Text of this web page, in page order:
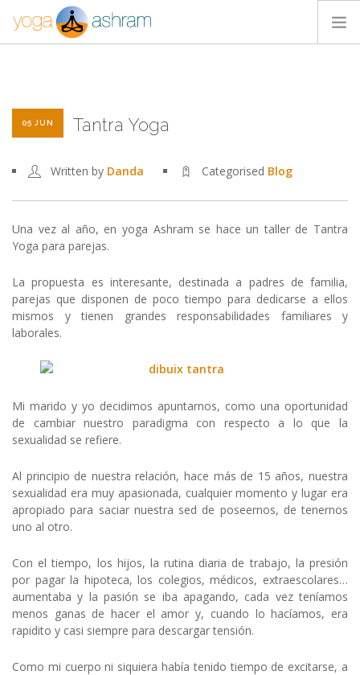
BLOG
05 JUN Tantra Yoga
Written by Danda Categorised Blog
Una vez al año, en yoga Ashram se hace un taller de Tantra
Yoga para parejas.
La propuesta es interesante, destinada a padres de familia,
parejas que disponen de poco tiempo para dedicarse a ellos
mismos y tienen grandes responsabilidades familiares y
laborales.
Mi marido y yo decidimos apuntarnos, como una oportunidad
de cambiar nuestro paradigma con respecto a lo que la
sexualidad se refiere.
Al principio de nuestra relación, hace más de 15 años, nuestra
sexualidad era muy apasionada, cualquier momento y lugar era
apropiado para saciar nuestra sed de poseernos, de tenernos
uno al otro.
Con el tiempo, los hijos, la rutina diaria de trabajo, la presión
por pagar la hipoteca, los colegios, médicos, extraescolares…
aumentaba y la pasión se iba apagando, cada vez teníamos
menos ganas de hacer el amor y, cuando lo hacíamos, era
rapidito y casi siempre para descargar tensión.
Como mi cuerpo ni siquiera había tenido tiempo de excitarse, a